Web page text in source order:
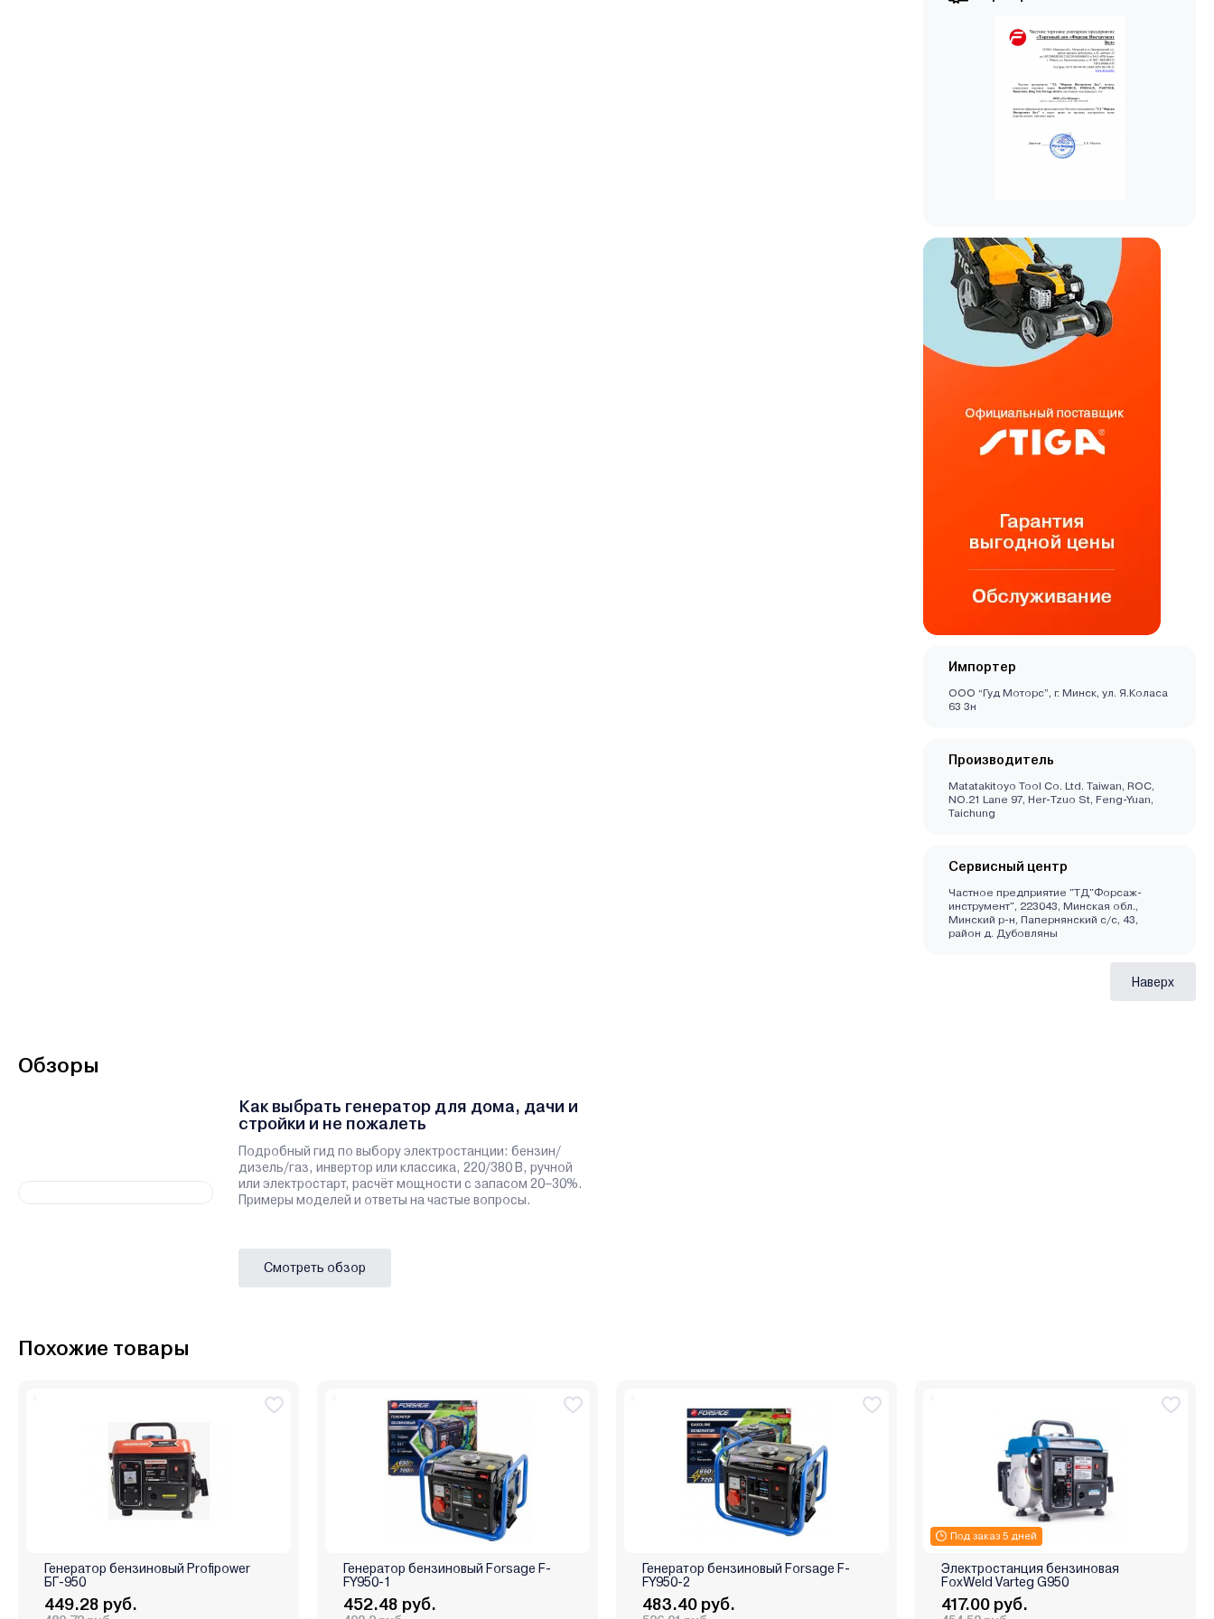
Импортер
ООО “Гуд Моторс”, г. Минск, ул. Я.Коласа
63 3н
Производитель
Matatakitoyo Tool Co. Ltd. Taiwan, ROC,
NO.21 Lane 97, Her-Tzuo St, Feng-Yuan,
Taichung
Сервисный центр
Частное предприятие "ТД"Форсаж-
инструмент", 223043, Минская обл.,
Минский р-н, Папернянский с/с, 43,
район д. Дубовляны
Наверх
Обзоры
Как выбрать генератор для дома, дачи и
стройки и не пожалеть
Подробный гид по выбору электростанции: бензин/
дизель/газ, инвертор или классика, 220/380 В, ручной
или электростарт, расчёт мощности с запасом 20–30%.
Примеры моделей и ответы на частые вопросы.
Смотреть обзор
Похожие товары
Генератор бензиновый Profipower
БГ-950
449.28 руб.
Генератор бензиновый Forsage F-
FY950-1
452.48 руб.
Генератор бензиновый Forsage F-
FY950-2
483.40 руб.
Под заказ 5 дней
Электростанция бензиновая
FoxWeld Varteg G950
417.00 руб.